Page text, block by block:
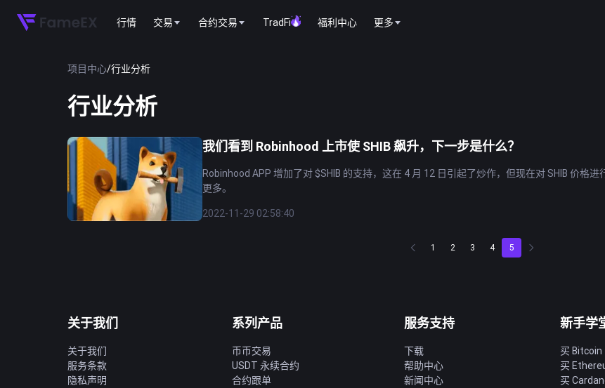
行情 交易 合约交易 TradFi 福利中心 更多
项目中心/行业分析
行业分析
我们看到 Robinhood 上市使 SHIB 飙升，下一步是什么？
Robinhood APP 增加了对 $SHIB 的支持，这在 4 月 12 日引起了炒作，但现在对 SHIB 价格
更多。
2022-11-29 02:58:40
1 2 3 4 5
关于我们
关于我们
服务条款
隐私声明
系列产品
币币交易
USDT 永续合约
合约跟单
服务支持
下载
帮助中心
新闻中心
新手学
买 Bitcoin
买
买